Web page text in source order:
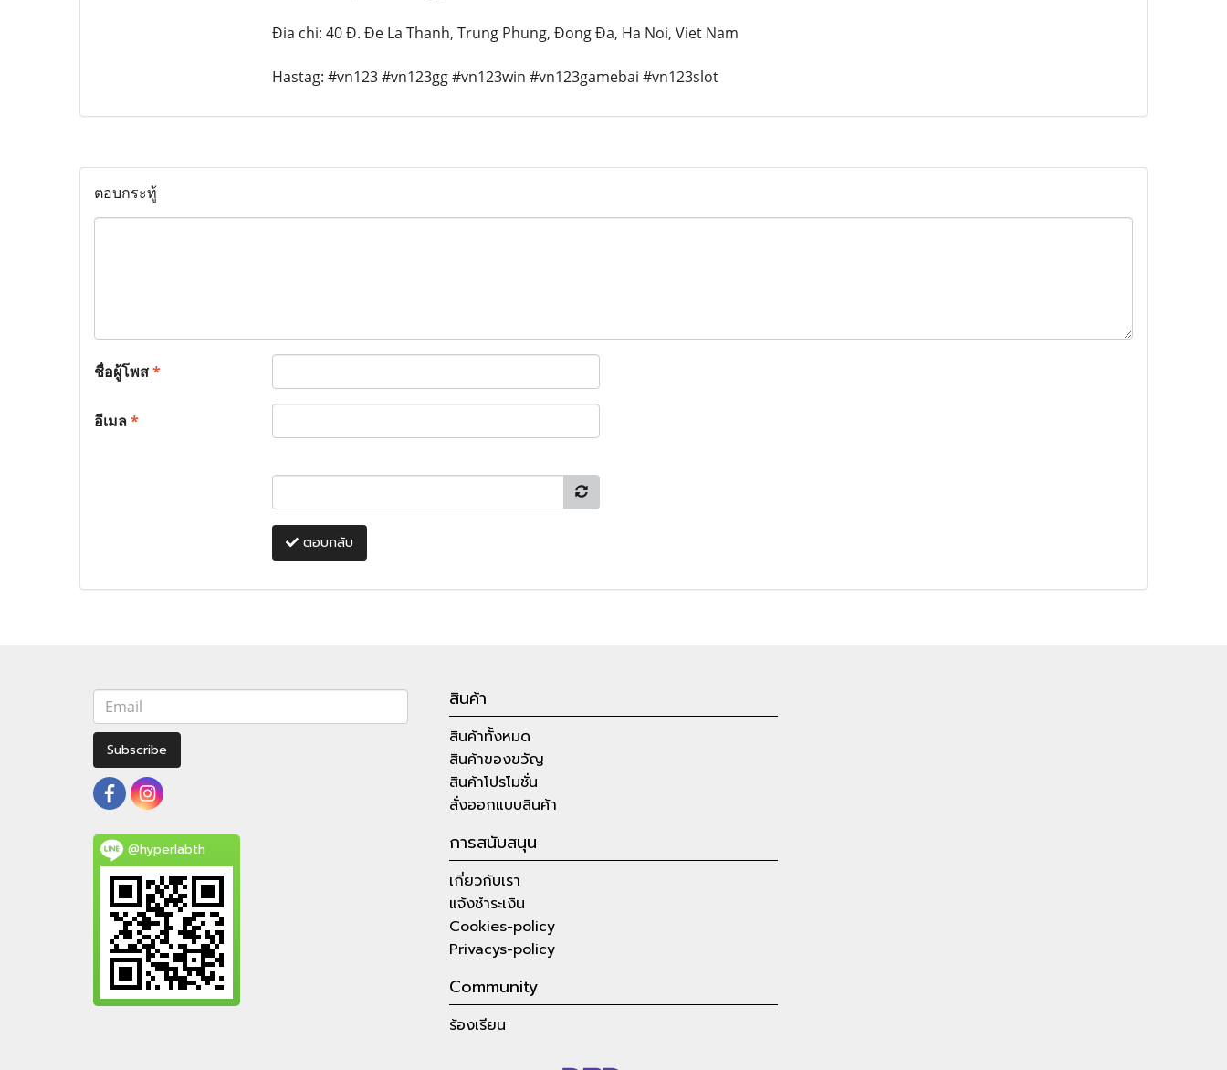
Đia chi: 40 Đ. Đe La Thanh, Trung Phung, Đong Đa, Ha Noi, Viet Nam
Hastag: #vn123 #vn123gg #vn123win #vn123gamebai #vn123slot
ตอบกระทู้
ชื่อผู้โพส*
อีเมล*
ตอบกลับ
Subscribe
@hyperlabth
สินค้า
สินค้าทั้งหมด
สินค้าของขวัญ
สินค้าโปรโมชั่น
สั่งออกแบบสินค้า
การสนับสนุน
เกี่ยวกับเรา
แจ้งชำระเงิน
Cookies-policy
Privacys-policy
Community
ร้องเรียน